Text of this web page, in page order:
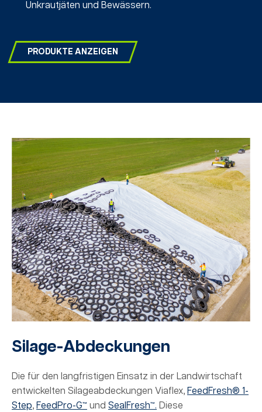
Unkrautjäten und Bewässern.
PRODUKTE ANZEIGEN
Silage-Abdeckungen
Die für den langfristigen Einsatz in der Landwirtschaft
entwickelten Silageabdeckungen Viaflex, FeedFresh® 1-
Step, FeedPro-G™ und SealFresh™. Diese